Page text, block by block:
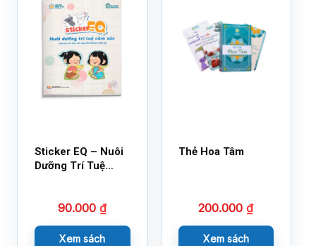
Sticker EQ – Nuôi
Dưỡng Trí Tuệ
Cùng 150 Sticker
90.000₫
Xem sách
Thẻ Hoa Tâm
200.000₫
Xem sách